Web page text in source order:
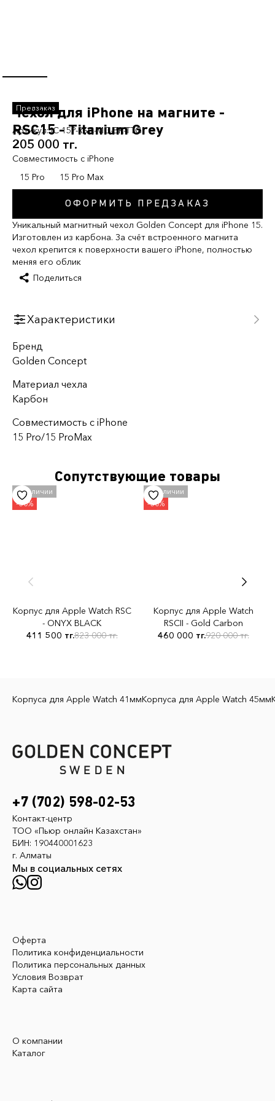
Чехол для iPhone на магните -
RSС15 - Titanium Grey
Артикул:IC-15P-RSC-MG-BK-TTG
205 000 тг.
Совместимость с iPhone
15 Pro
15 Pro Max
ОФОРМИТЬ ПРЕДЗАКАЗ
Уникальный магнитный чехол Golden Concept для iPhone 15.
Изготовлен из карбона. За счёт встроенного магнита
чехол крепится к поверхности вашего iPhone, полностью
меняя его облик
Поделиться
Характеристики
Бренд
Golden Concept
Материал чехла
Карбон
Совместимость с iPhone
15 Pro/15 ProMax
Сопутствующие товары
Корпус для Apple Watch RSC
- ONYX BLACK
411 500 тг.823 000 тг.
Корпус для Apple Watch
RSCII - Gold Carbon
460 000 тг.920 000 тг.
Корпуса для Apple Watch 41ммКорпуса для Apple Watch 45мм
Оферта
Политика конфиденциальности
Политика персональных данных
Условия Возврат
Карта сайта
О компании
Каталог
Мы в социальных сетях
+7 (702) 598-02-53
Контакт-центр
ТОО «Пьюр онлайн Казахстан»
БИН: 190440001623
г. Алматы